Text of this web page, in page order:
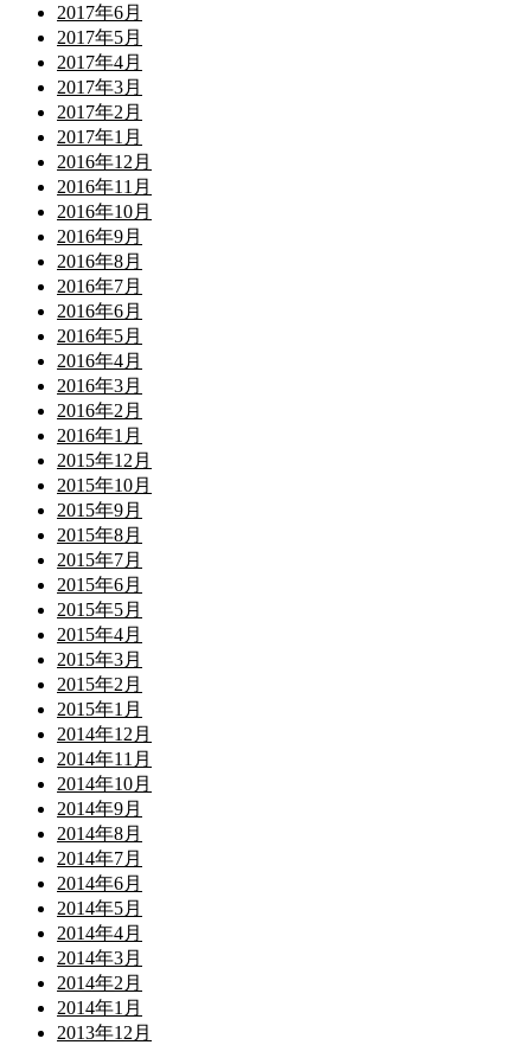
2017年6月
2017年5月
2017年4月
2017年3月
2017年2月
2017年1月
2016年12月
2016年11月
2016年10月
2016年9月
2016年8月
2016年7月
2016年6月
2016年5月
2016年4月
2016年3月
2016年2月
2016年1月
2015年12月
2015年10月
2015年9月
2015年8月
2015年7月
2015年6月
2015年5月
2015年4月
2015年3月
2015年2月
2015年1月
2014年12月
2014年11月
2014年10月
2014年9月
2014年8月
2014年7月
2014年6月
2014年5月
2014年4月
2014年3月
2014年2月
2014年1月
2013年12月